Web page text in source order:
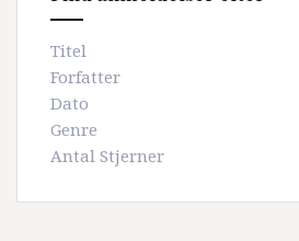
Titel
Forfatter
Dato
Genre
Antal Stjerner